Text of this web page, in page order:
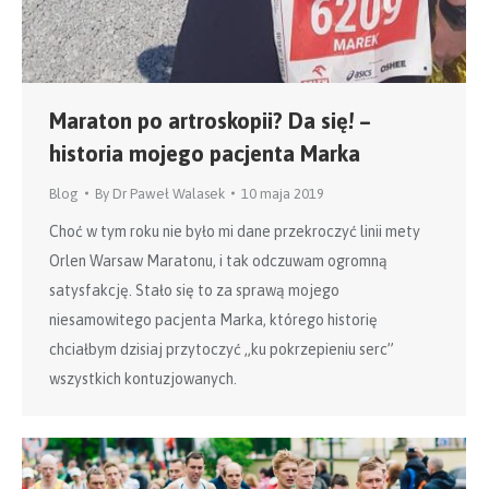
Maraton po artroskopii? Da się! –
historia mojego pacjenta Marka
Blog By Dr Paweł Walasek 10 maja 2019
Choć w tym roku nie było mi dane przekroczyć linii mety
Orlen Warsaw Maratonu, i tak odczuwam ogromną
satysfakcję. Stało się to za sprawą mojego
niesamowitego pacjenta Marka, którego historię
chciałbym dzisiaj przytoczyć „ku pokrzepieniu serc”
wszystkich kontuzjowanych.